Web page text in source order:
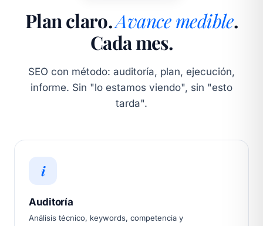
Plan claro.Avance medible.
Cada mes.
SEO con método: auditoría, plan, ejecución,
informe. Sin "lo estamos viendo", sin "esto
tarda".
i
Auditoría
Análisis técnico, keywords, competencia y